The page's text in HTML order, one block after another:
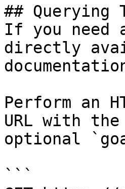
## Querying
If you need
directly
Perform an
URL with
optional
```